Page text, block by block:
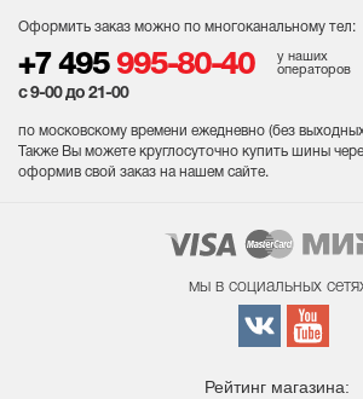
Оформить заказ можно по многоканальному тел:
+7 495 995-80-40
у наших
операторов
с 9-00 до 21-00
по московскому времени ежедневно (без
Также Вы можете круглосуточно купить шины
оформив свой заказ на нашем сайте.
мы в социальных
Рейтинг магазина: